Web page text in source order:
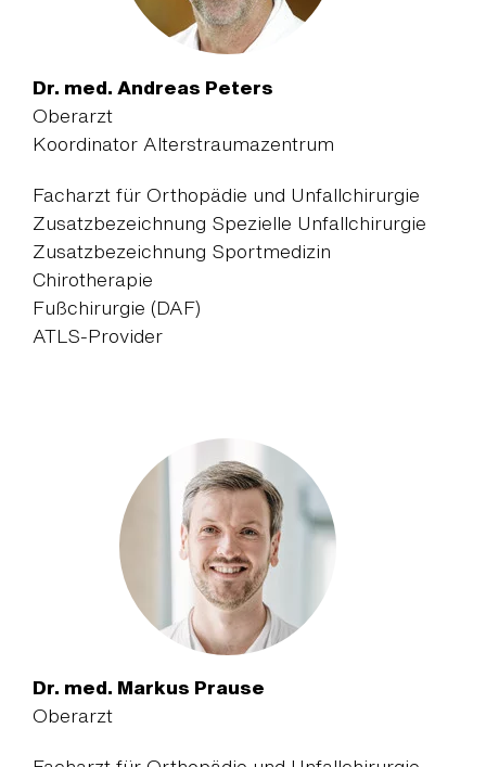
Dr. med. Andreas Peters
Oberarzt
Koordinator Alterstraumazentrum
Facharzt für Orthopädie und Unfallchirurgie
Zusatzbezeichnung Spezielle Unfallchirurgie
Zusatzbezeichnung Sportmedizin
Chirotherapie
Fußchirurgie (DAF)
ATLS-Provider
Dr. med. Markus Prause
Oberarzt